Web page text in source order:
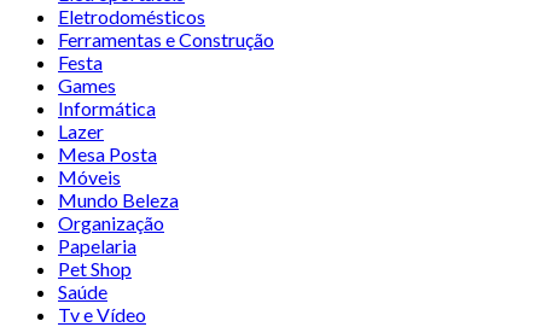
Eletrodomésticos
Ferramentas e Construção
Festa
Games
Informática
Lazer
Mesa Posta
Móveis
Mundo Beleza
Organização
Papelaria
Pet Shop
Saúde
Tv e Vídeo